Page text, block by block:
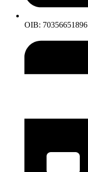
OIB: 70356651896